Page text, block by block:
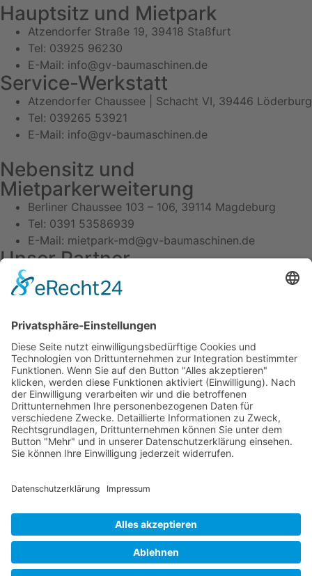
Hauptsitz und Mietpark
Atzendorfer Straße 19, 39418 Staßfurt
Tel: 03925 96230
E-Mail: info@gv-baumaschinen.de
Service-Werkstatt
Atzendorfer Chaussee | Schacht VI, 39446 Löderburg
Tel: 039265 53921
E-Mail: info@gv-baumaschinen.de
Nebensitz und
Mietparkerweiterung
Berliner Chaussee 103 – 106, 39114 Magdeburg
Tel: 0391 53586939
E-Mail: mietpark-md@gv-baumaschinen.de
Unser Partner